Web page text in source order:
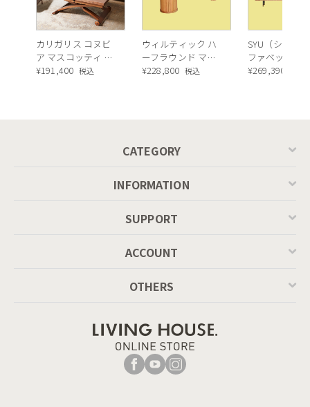
カリガリス コヌビ
ア マスコッティ 伸
長・昇降式テーブ
¥191,400 税込
ウィルティック ハ
ーフラウンド マテ
ィエラ塗装 ダイニ
¥228,800 税込
SYU（シュウ
ファベッド（
ュラル）
¥269,390
CATEGORY
INFORMATION
SUPPORT
ACCOUNT
OTHERS